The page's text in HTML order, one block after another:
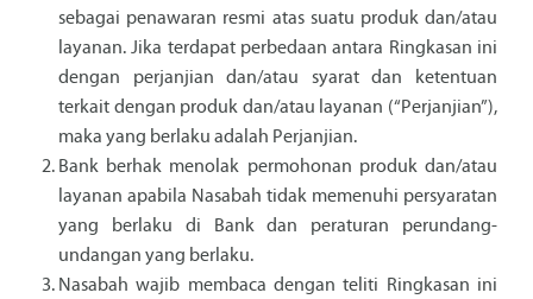
sebagai penawaran resmi atas suatu produk dan/atau
layanan. Jika terdapat perbedaan antara Ringkasan ini
dengan perjanjian dan/atau syarat dan ketentuan
terkait dengan produk dan/atau layanan (“Perjanjian”),
maka yang berlaku adalah Perjanjian.
Bank berhak menolak permohonan produk dan/atau
layanan apabila Nasabah tidak memenuhi persyaratan
yang berlaku di Bank dan peraturan perundang-
undangan yang berlaku.
Nasabah wajib membaca dengan teliti Ringkasan ini